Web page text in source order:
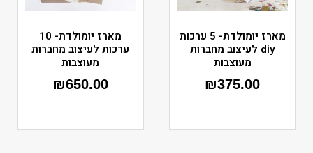
מארז יומולדת- 5 ערכות
diy לעיצוב מחברות
מעוצבות
₪375.00
מארז יומולדת- 10
ערכות לעיצוב מחברות
מעוצבות
₪650.00